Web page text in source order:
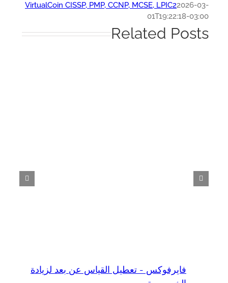
VirtualCoin CISSP, PMP, CCNP, MCSE, LPIC22026-
01T19:22:18-
Related
فايرفوكس - تعطيل القياس عن بعد لزيادة